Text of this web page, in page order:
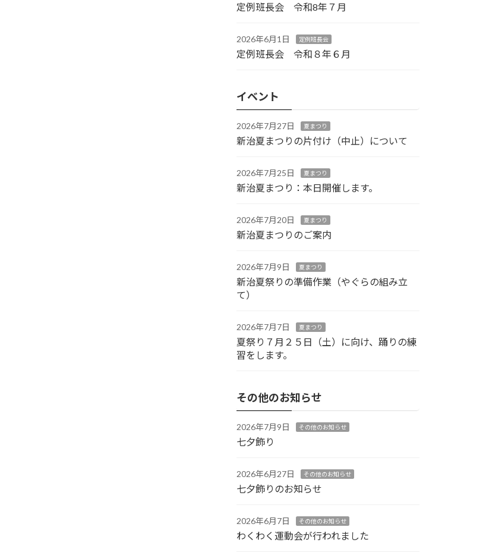
定例班長会 令和8年７月
2026年6月1日 定例班長会
定例班長会 令和８年６月
イベント
2026年7月27日 夏まつり
新治夏まつりの片付け（中止）について
2026年7月25日 夏まつり
新治夏まつり：本日開催します。
2026年7月20日 夏まつり
新治夏まつりのご案内
2026年7月9日 夏まつり
新治夏祭りの準備作業（やぐらの組み立
て）
2026年7月7日 夏まつり
夏祭り７月２５日（土）に向け、踊りの練
習をします。
その他のお知らせ
2026年7月9日 その他のお知らせ
七夕飾り
2026年6月27日 その他のお知らせ
七夕飾りのお知らせ
2026年6月7日 その他のお知らせ
わくわく運動会が行われました